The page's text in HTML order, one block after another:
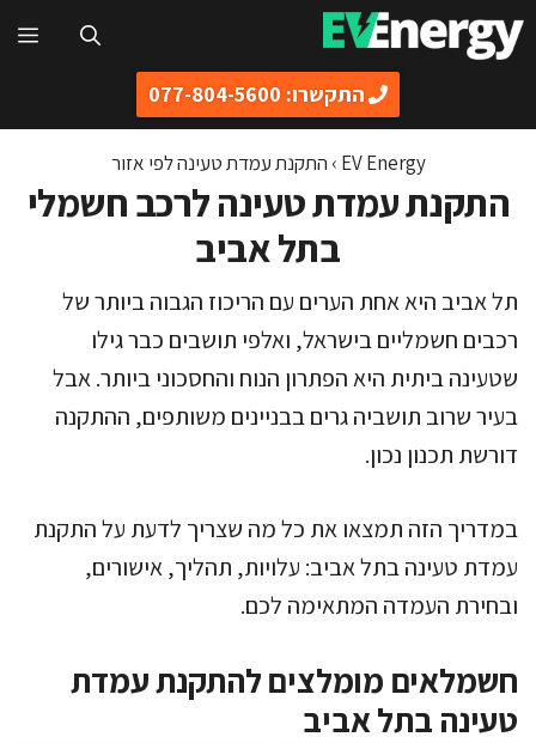
לדלג
לתוכן
התקשרו: 077-804-5600
EV Energy
› התקנת עמדת טעינה לפי אזור
התקנת עמדת טעינה לרכב חשמלי
בתל אביב
תל אביב היא אחת הערים עם הריכוז הגבוה ביותר של
רכבים חשמליים בישראל, ואלפי תושבים כבר גילו
שטעינה ביתית היא הפתרון הנוח והחסכוני ביותר. אבל
בעיר שרוב תושביה גרים בבניינים משותפים, ההתקנה
דורשת תכנון נכון.
במדריך הזה תמצאו את כל מה שצריך לדעת על התקנת
עמדת טעינה בתל אביב: עלויות, תהליך, אישורים,
ובחירת העמדה המתאימה לכם.
חשמלאים מומלצים להתקנת עמדת
טעינה בתל אביב